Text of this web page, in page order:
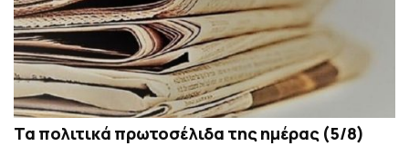
Τα πολιτικά πρωτοσέλιδα της ημέρας (5/8)